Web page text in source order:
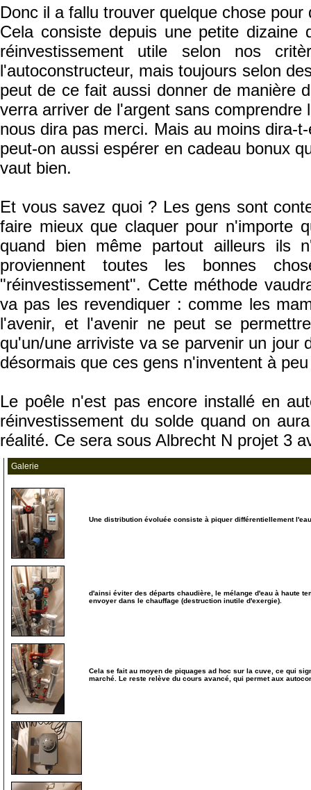
Donc il a fallu trouver quelque chose
Cela consiste depuis une petite
réinvestissement utile selon nos
l'autoconstructeur, mais toujours selon
peut de ce fait aussi donner de manière
verra arriver de l'argent sans
nous dira pas merci. Mais au moins dira-
peut-on aussi espérer en cadeau bonux
vaut bien.
Et vous savez quoi ? Les gens sont
faire mieux que claquer pour n'importe
quand bien même partout ailleurs ils
proviennent toutes les bonnes
"réinvestissement". Cette méthode
va pas les revendiquer : comme les
l'avenir, et l'avenir ne peut se
qu'un/une arriviste va se parvenir un
désormais que ces gens n'inventent à
Le poêle n'est pas encore installé en
réinvestissement du solde quand on
réalité. Ce sera sous Albrecht N projet 3
Galerie
Une distribution évoluée consiste à piquer différentiellement
d'ainsi éviter des départs chaudière, le mélange d'eau à haute
envoyer dans le chauffage (destruction inutile d'exergie).
Cela se fait au moyen de piquages ad hoc sur la cuve, ce qui
marché. Le reste relève du cours avancé, qui permet aux